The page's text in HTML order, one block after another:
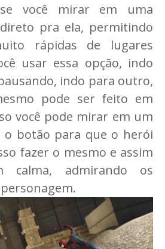
você mirar em uma
pra ela, permitindo
rápidas de lugares
usar essa opção, indo
indo para outro,
pode ser feito em
você pode mirar em um
o botão para que o herói
fazer o mesmo e assim
calma, admirando os